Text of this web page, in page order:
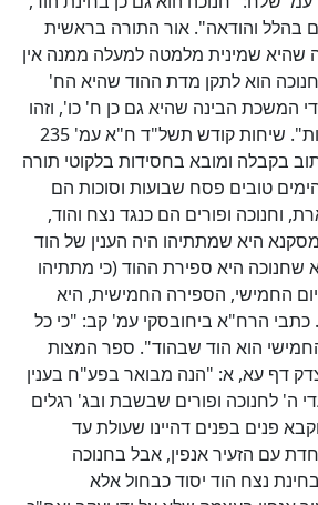
בהלל והודאה". אור התורה בראשית
"הבינה שהיא שמינית מלמטה למעלה ממנה אין
בחנוכה הוא לתקן מדת ההוד שהיא הח'
המשכת הבינה שהיא גם כן ח' כו', וזהו
ענין הדלקת שמונה נרות". שיחות קודש תשל"ד ח"א עמ' 235
בקבלה ומובא בחסידות בלקוטי תורה
טובים פסח שבועות וסוכות הם
וחנוכה ופורים הם כנגד נצח והוד,
היא שמתתיהו היה הענין של הוד
שחנוכה היא ספירת ההוד (כי מתתיהו
החמישי, הספירה החמישית, היא
כתבי הרח"א ביחובסקי עמ' קב: "כי כל
הוא הוד שבהוד". ספר המצות
דף עא, א: "הנה מבואר בפע"ח בענין
ה' לחנוכה ופורים שבשבת ובג' רגלים
פנים בפנים דהיינו שעולת עד
עם הזעיר אנפין, אבל בחנוכה
נצח הוד יסוד כבחול אלא